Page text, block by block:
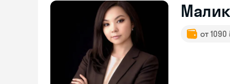
от